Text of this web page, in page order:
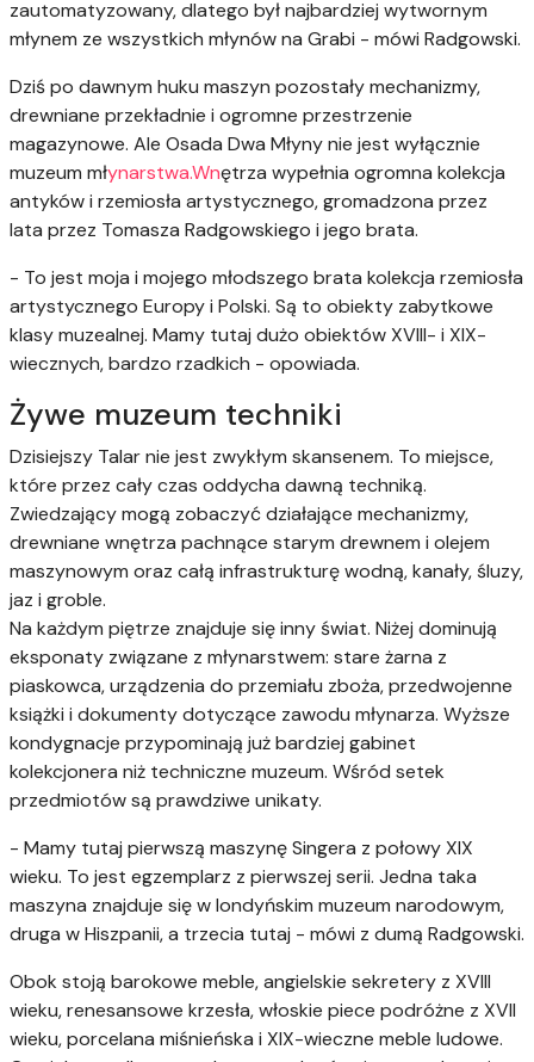
zautomatyzowany, dlatego był najbardziej wytwornym
młynem ze wszystkich młynów na Grabi - mówi Radgowski.
Dziś po dawnym huku maszyn pozostały mechanizmy,
drewniane przekładnie i ogromne przestrzenie
magazynowe. Ale Osada Dwa Młyny nie jest wyłącznie
muzeum młynarstwa.Wnętrza wypełnia ogromna kolekcja
antyków i rzemiosła artystycznego, gromadzona przez
lata przez Tomasza Radgowskiego i jego brata.
- To jest moja i mojego młodszego brata kolekcja rzemiosła
artystycznego Europy i Polski. Są to obiekty zabytkowe
klasy muzealnej. Mamy tutaj dużo obiektów XVIII- i XIX-
wiecznych, bardzo rzadkich - opowiada.
Żywe muzeum techniki
Dzisiejszy Talar nie jest zwykłym skansenem. To miejsce,
które przez cały czas oddycha dawną techniką.
Zwiedzający mogą zobaczyć działające mechanizmy,
drewniane wnętrza pachnące starym drewnem i olejem
maszynowym oraz całą infrastrukturę wodną, kanały, śluzy,
jaz i groble.
Na każdym piętrze znajduje się inny świat. Niżej dominują
eksponaty związane z młynarstwem: stare żarna z
piaskowca, urządzenia do przemiału zboża, przedwojenne
książki i dokumenty dotyczące zawodu młynarza. Wyższe
kondygnacje przypominają już bardziej gabinet
kolekcjonera niż techniczne muzeum. Wśród setek
przedmiotów są prawdziwe unikaty.
- Mamy tutaj pierwszą maszynę Singera z połowy XIX
wieku. To jest egzemplarz z pierwszej serii. Jedna taka
maszyna znajduje się w londyńskim muzeum narodowym,
druga w Hiszpanii, a trzecia tutaj - mówi z dumą Radgowski.
Obok stoją barokowe meble, angielskie sekretery z XVIII
wieku, renesansowe krzesła, włoskie piece podróżne z XVII
wieku, porcelana miśnieńska i XIX-wieczne meble ludowe.